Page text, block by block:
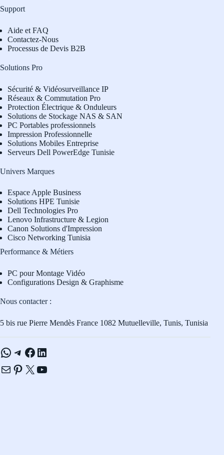
Support
Aide et FAQ
Contactez-Nous
Processus de Devis B2B
Solutions Pro
Sécurité & Vidéosurveillance IP
Réseaux & Commutation Pro
Protection Électrique & Onduleurs
Solutions de Stockage NAS & SAN
PC Portables professionnels
Impression Professionnelle
Solutions Mobiles Entreprise
Serveurs Dell PowerEdge Tunisie
Univers Marques
Espace Apple Business
Solutions HPE Tunisie
Dell Technologies Pro
Lenovo Infrastructure & Legion
Canon Solutions d'Impression
Cisco Networking Tunisia
Performance & Métiers
PC pour Montage Vidéo
Configurations Design & Graphisme
Nous contacter :
5 bis rue Pierre Mendès France 1082 Mutuelleville, Tunis, Tunisia
WhatsApp
Telegram
Facebook
LinkedIn
E-mailPinterest
X YouTube